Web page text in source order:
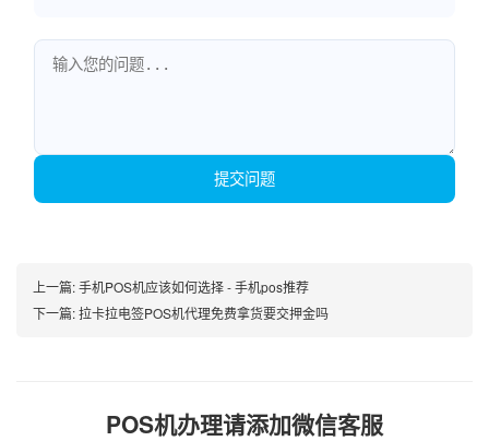
提交问题
上一篇:手机POS机应该如何选择 - 手机pos推荐
下一篇:拉卡拉电签POS机代理免费拿货要交押金吗
POS机办理请添加微信客服